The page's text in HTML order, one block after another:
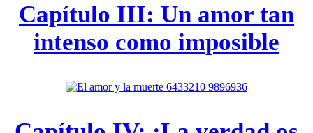
Capítulo III: Un amor tan
intenso como imposible